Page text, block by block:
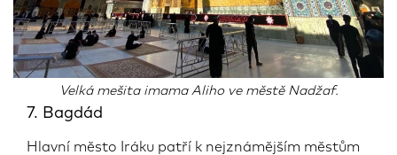
Velká mešita imama Aliho ve městě Nadžaf.
7. Bagdád
Hlavní město Iráku patří k nejznámějším městům